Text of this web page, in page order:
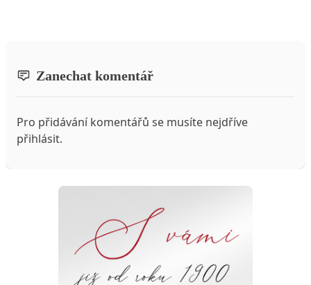
Zanechat komentář
Pro přidávání komentářů se musíte nejdříve
přihlásit.